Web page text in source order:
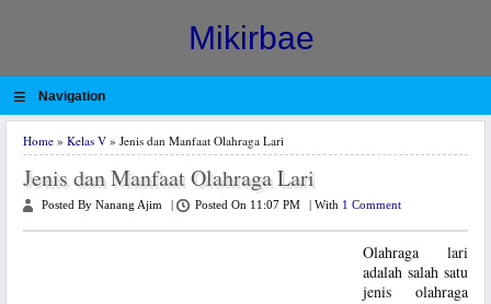
Mikirbae
≡ Navigation
Home » Kelas V » Jenis dan Manfaat Olahraga Lari
Jenis dan Manfaat Olahraga Lari
Posted By Nanang Ajim Posted On 11:07 PM With 1 Comment
Olahraga lari
adalah salah satu
jenis olahraga